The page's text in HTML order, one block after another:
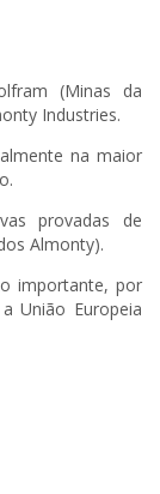
(Minas da
Industries.
na maior
provadas de
Almonty).
importante, por
União Europeia